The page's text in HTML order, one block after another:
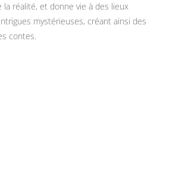
la réalité, et donne vie à des lieux
mystérieuses, créant ainsi des
contes.